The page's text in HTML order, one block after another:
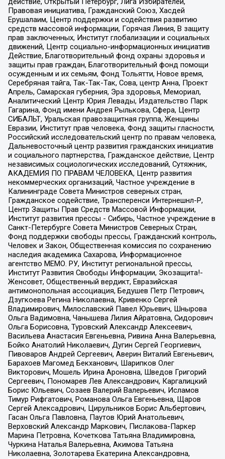
Правовая инициатива, Гражданский Союз, Хасдей
Ерушалаим, Центр поддержки и содействия развитию
средств массовой информации, Горячая Линия, В защиту
прав заключенных, Институт глобализации и социальных
движений, Центр социально-информационных инициатив
Действие, Благотворительный фонд охраны здоровья и
защиты прав граждан, Благотворительный фонд помощи
осужденным и их семьям, Фонд Тольятти, Новое время,
Серебряная тайга, Так-Так-Так, Сова, центр Анна, Проект
Апрель, Самарская губерния, Эра здоровья, Мемориал,
Аналитический Центр Юрия Левады, Издательство Парк
Гагарина, Фонд имени Андрея Рылькова, Сфера, Центр
СИБАЛЬТ, Уральская правозащитная группа, Женщины
Евразии, Институт прав человека, Фонд защиты гласности,
Российский исследовательский центр по правам человека,
Дальневосточный центр развития гражданских инициатив
и социального партнерства, Гражданское действие, Центр
независимых социологических исследований, Сутяжник,
АКАДЕМИЯ ПО ПРАВАМ ЧЕЛОВЕКА, Центр развития
некоммерческих организаций, Частное учреждение в
Калининграде Совета Министров северных стран,
Гражданское содействие, Трансперенси Интернешнл-Р,
Центр Защиты Прав Средств Массовой Информации,
Институт развития прессы - Сибирь, Частное учреждение в
Санкт-Петербурге Совета Министров Северных Стран,
Фонд поддержки свободы прессы, Гражданский контроль,
Человек и Закон, Общественная комиссия по сохранению
наследия академика Сахарова, Информационное
агентство МЕМО. РУ, Институт региональной прессы,
Институт Развития Свободы Информации, Экозащита!-
Женсовет, Общественный вердикт, Евразийская
антимонопольная ассоциация, Бедушев Петр Петрович,
Дзугкоева Регина Николаевна, Кривенко Сергей
Владимирович, Милославский Павел Юрьевич, Шнырова
Ольга Вадимовна, Чанышева Лилия Айратовна, Сидорович
Ольга Борисовна, Туровский Александр Алексеевич,
Васильева Анастасия Евгеньевна, Ривина Анна Валерьевна,
Бойко Анатолий Николаевич, Дугин Сергей Георгиевич,
Пивоваров Андрей Сергеевич, Аверин Виталий Евгеньевич,
Барахоев Магомед Бекханович, Шарипков Олег
Викторович, Мошель Ирина Ароновна, Шведов Григорий
Сергеевич, Пономарев Лев Александрович, Каргалицкий
Борис Юльевич, Созаев Валерий Валерьевич, Исламов
Тимур Рифгатович, Романова Ольга Евгеньевна, Щаров
Сергей Алексадрович, Цирульников Борис Альбертович,
Гасан Ольга Павловна, Паутов Юрий Анатольевич,
Верховский Александр Маркович, Пислакова-Паркер
Марина Петровна, Кочеткова Татьяна Владимировна,
Чуркина Наталья Валерьевна, Акимова Татьяна
Николаевна, Золотарева Екатерина Александровна,